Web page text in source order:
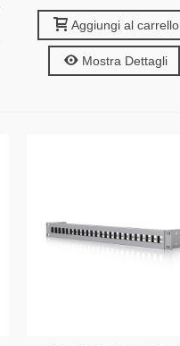
Aggiungi al carrello
Mostra Dettagli